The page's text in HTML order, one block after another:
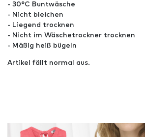
- 30°C Buntwäsche
- Nicht bleichen
- Liegend trocknen
- Nicht im Wäschetrockner trocknen
- Mäßig heiß bügeln
Artikel fällt normal aus.